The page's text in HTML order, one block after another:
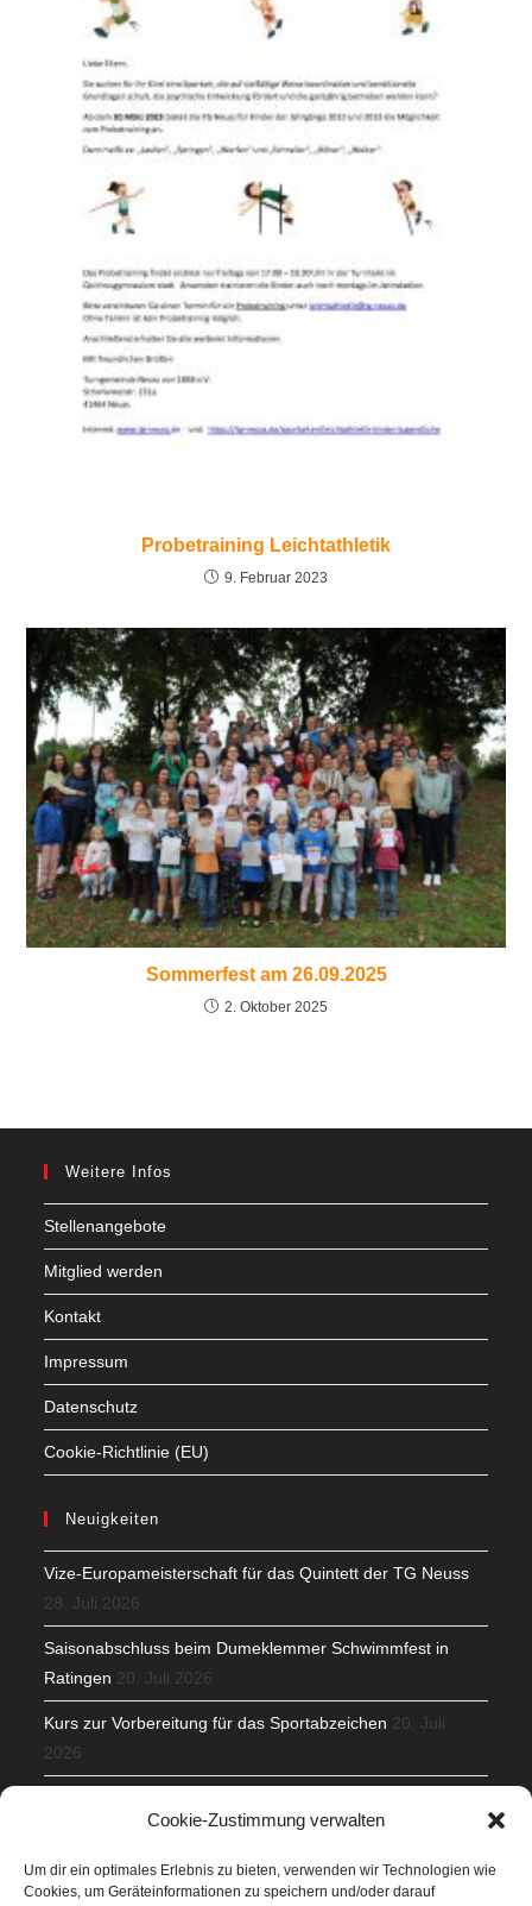
Cookie-Zustimmung verwalten
Um dir ein optimales Erlebnis zu bieten, verwenden wir Technologien wie
Cookies, um Geräteinformationen zu speichern und/oder darauf
Probetraining Leichtathletik
9. Februar 2023
Sommerfest am 26.09.2025
2. Oktober 2025
Weitere Infos
Stellenangebote
Mitglied werden
Kontakt
Impressum
Datenschutz
Cookie-Richtlinie (EU)
Neuigkeiten
Vize-Europameisterschaft für das Quintett der TG Neuss
28. Juli 2026
Saisonabschluss beim Dumeklemmer Schwimmfest in
Ratingen 20. Juli 2026
Kurs zur Vorbereitung für das Sportabzeichen 20. Juli
2026